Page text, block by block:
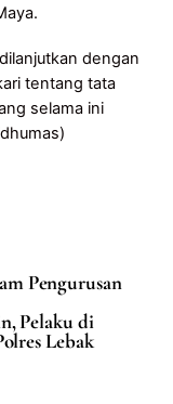
dengan
tentang tata
selama ini
Pengurusan
Pelaku di
Lebak